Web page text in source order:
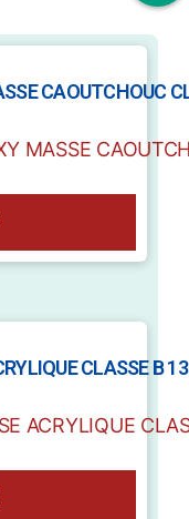
CAOUTCHOUC
CLASSE B